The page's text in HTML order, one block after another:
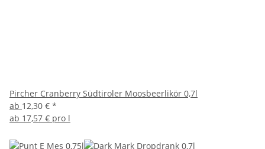
Pircher Cranberry Südtiroler Moosbeerlikör 0,7l
ab 12,30 € *
ab 17,57 € pro l